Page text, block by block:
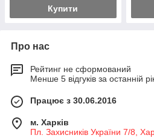
Купити
Про нас
Рейтинг не сформований
Менше 5 відгуків за останній
Працює з 30.06.2016
м. Харків
Пл. Захисників України 7/8,